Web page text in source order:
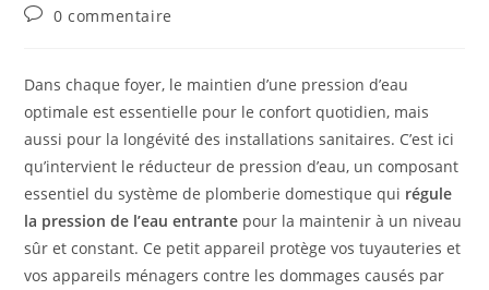
0 commentaire
Dans chaque foyer, le maintien d’une pression d’eau
optimale est essentielle pour le confort quotidien, mais
aussi pour la longévité des installations sanitaires. C’est ici
qu’intervient le réducteur de pression d’eau, un composant
essentiel du système de plomberie domestique qui régule
la pression de l’eau entrante pour la maintenir à un niveau
sûr et constant. Ce petit appareil protège vos tuyauteries et
vos appareils ménagers contre les dommages causés par